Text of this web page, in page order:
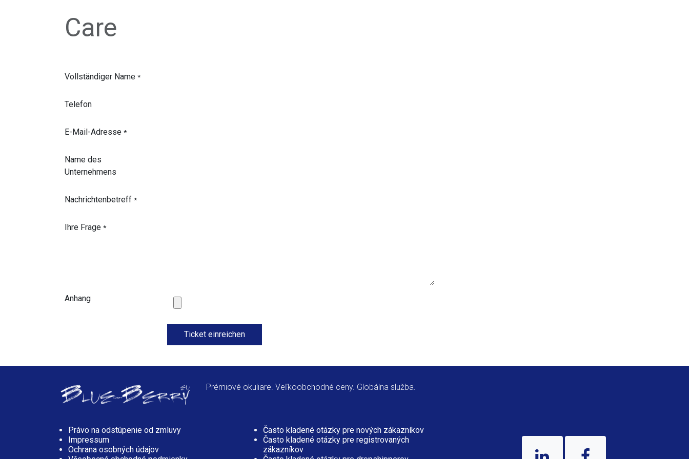
Care
Vollständiger Name *
Telefon
E-Mail-Adresse *
Name des
Unternehmens
Nachrichtenbetreff *
Ihre Frage *
Anhang
Ticket einreichen
Prémiové okuliare. Veľkoobchodné ceny. Globálna služba.
Právo na odstúpenie od zmluvy
Impressum
Ochrana osobných údajov
Často kladené otázky pre nových zákazníkov
Často kladené otázky pre registrovaných
zákazníkov